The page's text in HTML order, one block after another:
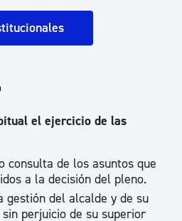
el ejercicio de las
consulta de los asuntos que
a la decisión del pleno.
gestión del alcalde y de su
perjuicio de su superior